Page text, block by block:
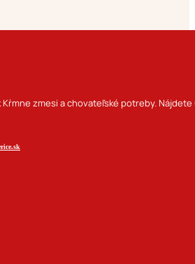
zmesi a chovateľské potreby.